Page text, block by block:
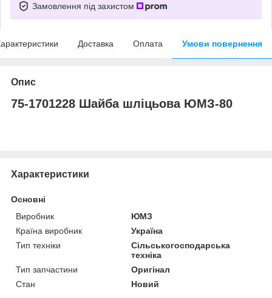
Замовлення під захистом
Доставка Оплата Умови повернення
Опис
75-1701228 Шайба шліцьова ЮМЗ-80
Характеристики
Основні
Виробник
ЮМЗ
Країна виробник
Україна
Тип техніки
Сільськогосподарська
техніка
Тип запчастини
Оригінал
Стан
Новий